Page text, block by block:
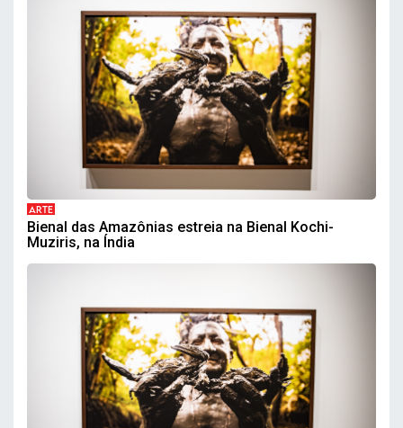
ARTE
Bienal das Amazônias estreia na Bienal Kochi-
Muziris, na Índia